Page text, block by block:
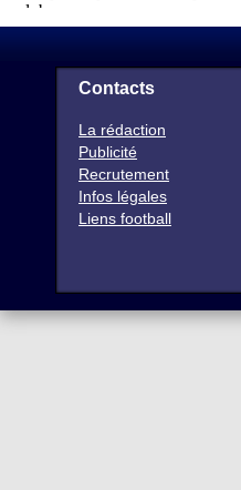
Contacts
La rédaction
Publicité
Recrutement
Infos légales
Liens football